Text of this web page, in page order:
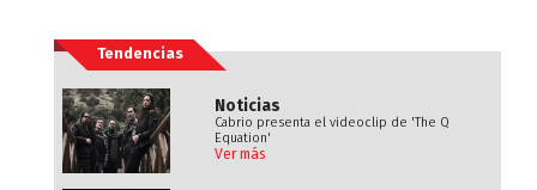
Tendencias
Noticias
Cabrio presenta el videoclip de 'The Q
Equation'
Ver más